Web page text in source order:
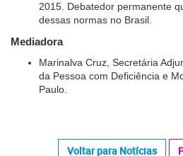
2015. Debatedor permanente
dessas normas no Brasil.
Mediadora
Marinalva Cruz, Secretária
da Pessoa com Deficiência e
Paulo.
Voltar para Notícias